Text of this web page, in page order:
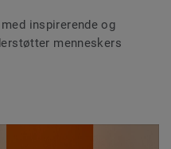
inspirerende og
menneskers